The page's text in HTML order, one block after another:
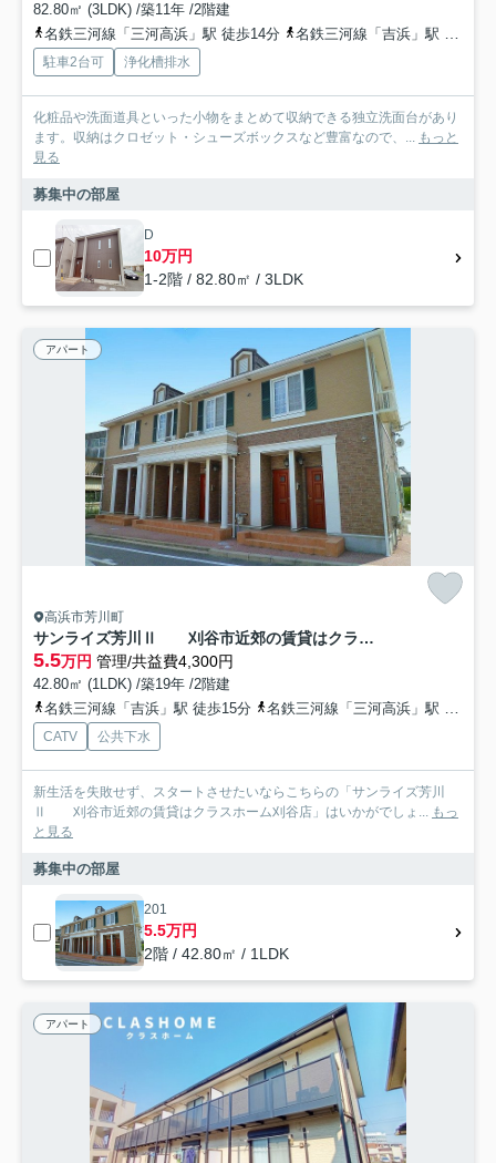
82.80㎡ (3LDK) /築11年 /2階建
名鉄三河線「三河高浜」駅 徒歩14分
名鉄三河線「吉浜」駅 徒歩18分
駐車2台可 浄化槽排水
化粧品や洗面道具といった小物をまとめて収納できる独立洗面台があり
ます。収納はクロゼット・シューズボックスなど豊富なので、... もっと
見る
募集中の部屋
D
10万円
1-2階 / 82.80㎡ / 3LDK
アパート
高浜市芳川町
サンライズ芳川Ⅱ 刈谷市近郊の賃貸はクラスホーム刈谷店
5.5万円 管理/共益費4,300円
42.80㎡ (1LDK) /築19年 /2階建
名鉄三河線「吉浜」駅 徒歩15分
名鉄三河線「三河高浜」駅 徒歩16分
CATV 公共下水
新生活を失敗せず、スタートさせたいならこちらの「サンライズ芳川
Ⅱ 刈谷市近郊の賃貸はクラスホーム刈谷店」はいかがでしょ... もっ
と見る
募集中の部屋
201
5.5万円
2階 / 42.80㎡ / 1LDK
アパート